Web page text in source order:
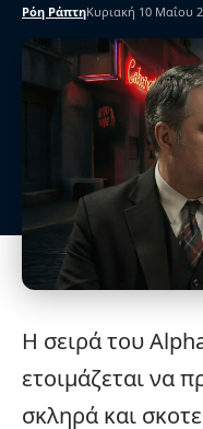
Ρόη ΡάπτηΚυριακή 10 Μαΐου
Η σειρά του
ετοιμάζεται να
σκληρά και